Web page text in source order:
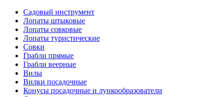
Садовый инструмент
Лопаты штыковые
Лопаты совковые
Лопаты туристические
Совки
Грабли прямые
Грабли веерные
Вилы
Вилки посадочные
Конусы посадочные и лункообразователи